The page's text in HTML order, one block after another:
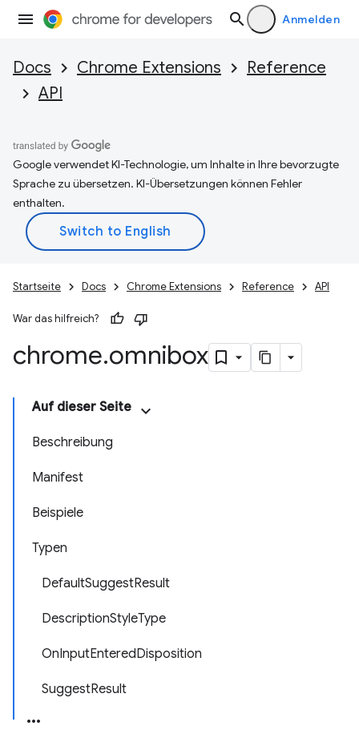
Anmelden
Docs Chrome Extensions
Reference
API
Google verwendet KI-Technologie, um Inhalte in Ihre bevorzugte
Sprache zu übersetzen. KI-Übersetzungen können Fehler
enthalten.
Startseite Docs Chrome Extensions Reference API
War das hilfreich?
chrome.omnibox
Auf dieser Seite
Beschreibung
Manifest
Beispiele
Typen
DefaultSuggestResult
DescriptionStyleType
OnInputEnteredDisposition
SuggestResult